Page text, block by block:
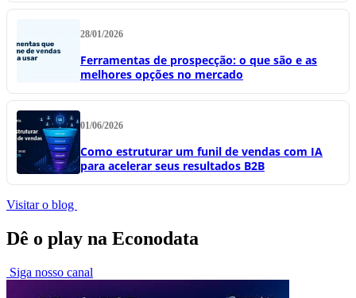
28/01/2026
Ferramentas de prospecção: o que são e as
melhores opções no mercado
01/06/2026
Como estruturar um funil de vendas com IA
para acelerar seus resultados B2B
Visitar o blog
Dê o play na Econodata
Siga nosso canal